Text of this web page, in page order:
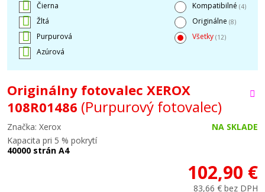
Čierna
Žltá
Purpurová
Azúrová
Kompatibilné (4)
Originálne (8)
Všetky (12)
Originálny fotovalec XEROX
108R01486 (Purpurový fotovalec)
Značka: Xerox
NA SKLADE
Kapacita pri 5 % pokrytí
40000 strán A4
102,90 €
83,66 € bez DPH